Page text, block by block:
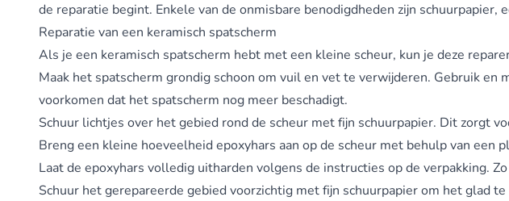
de reparatie begint. Enkele van de onmisbare benodigdheden zijn schuurpapier,
Reparatie van een keramisch spatscherm
Als je een keramisch spatscherm hebt met een kleine scheur, kun je deze
Maak het spatscherm grondig schoon om vuil en vet te verwijderen. Gebruik
voorkomen dat het spatscherm nog meer beschadigt.
Schuur lichtjes over het gebied rond de scheur met fijn schuurpapier. Dit zorgt
Breng een kleine hoeveelheid epoxyhars aan op de scheur met behulp van
Laat de epoxyhars volledig uitharden volgens de instructies op de verpakking.
Schuur het gerepareerde gebied voorzichtig met fijn schuurpapier om het glad